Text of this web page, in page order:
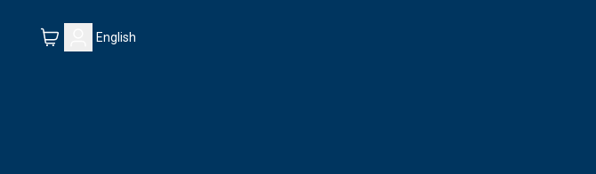
English